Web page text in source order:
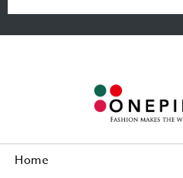
Home